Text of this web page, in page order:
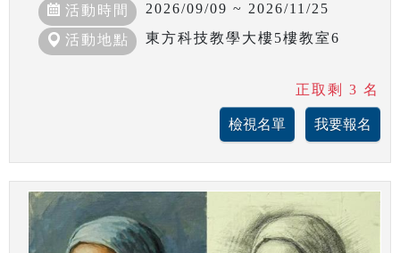
活動時間 2026/09/09 ~ 2026/11/25
活動地點 東方科技教學大樓5樓教室6
正取剩 3 名